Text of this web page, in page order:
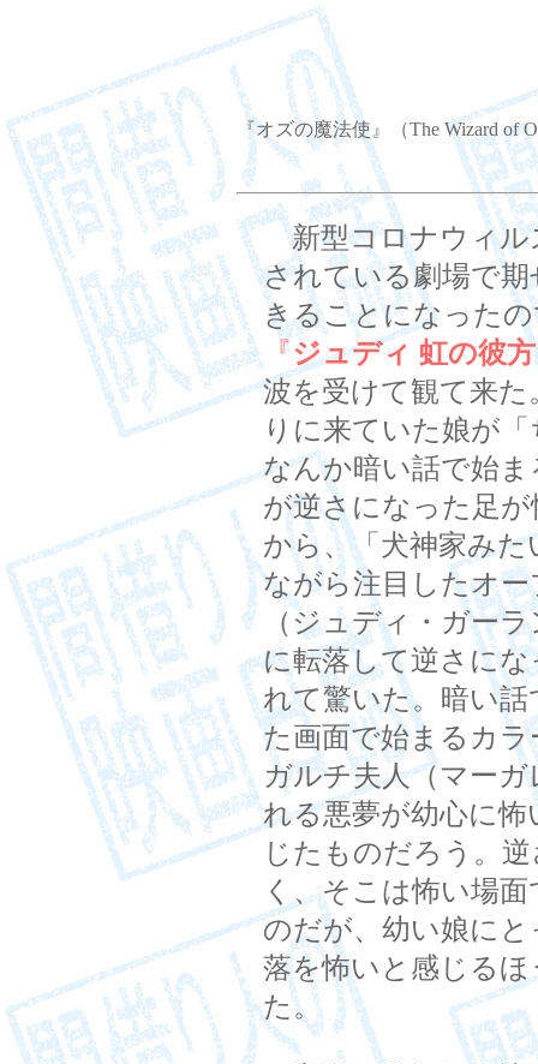
『オズの魔法使』（The Wizard of
新型コロナウィル
されている劇場で
きることになった
『ジュディ 虹の彼
波を受けて観て来
りに来ていた娘が
なんか暗い話で始
が逆さになった足
から、「犬神家み
ながら注目したオ
（ジュディ・ガー
に転落して逆さに
れて驚いた。暗い
た画面で始まるカ
ガルチ夫人（マー
れる悪夢が幼心に
じたものだろう。
く、そこは怖い場
のだが、幼い娘に
落を怖いと感じる
た。